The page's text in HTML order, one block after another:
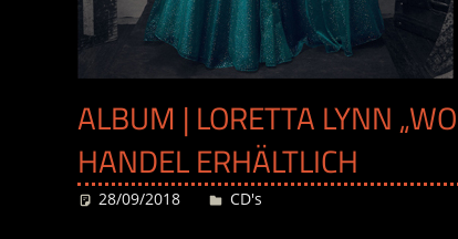
ALBUM | LORETTA LYNN
HANDEL ERHÄLTLICH
28/09/2018 Desiree
CD's